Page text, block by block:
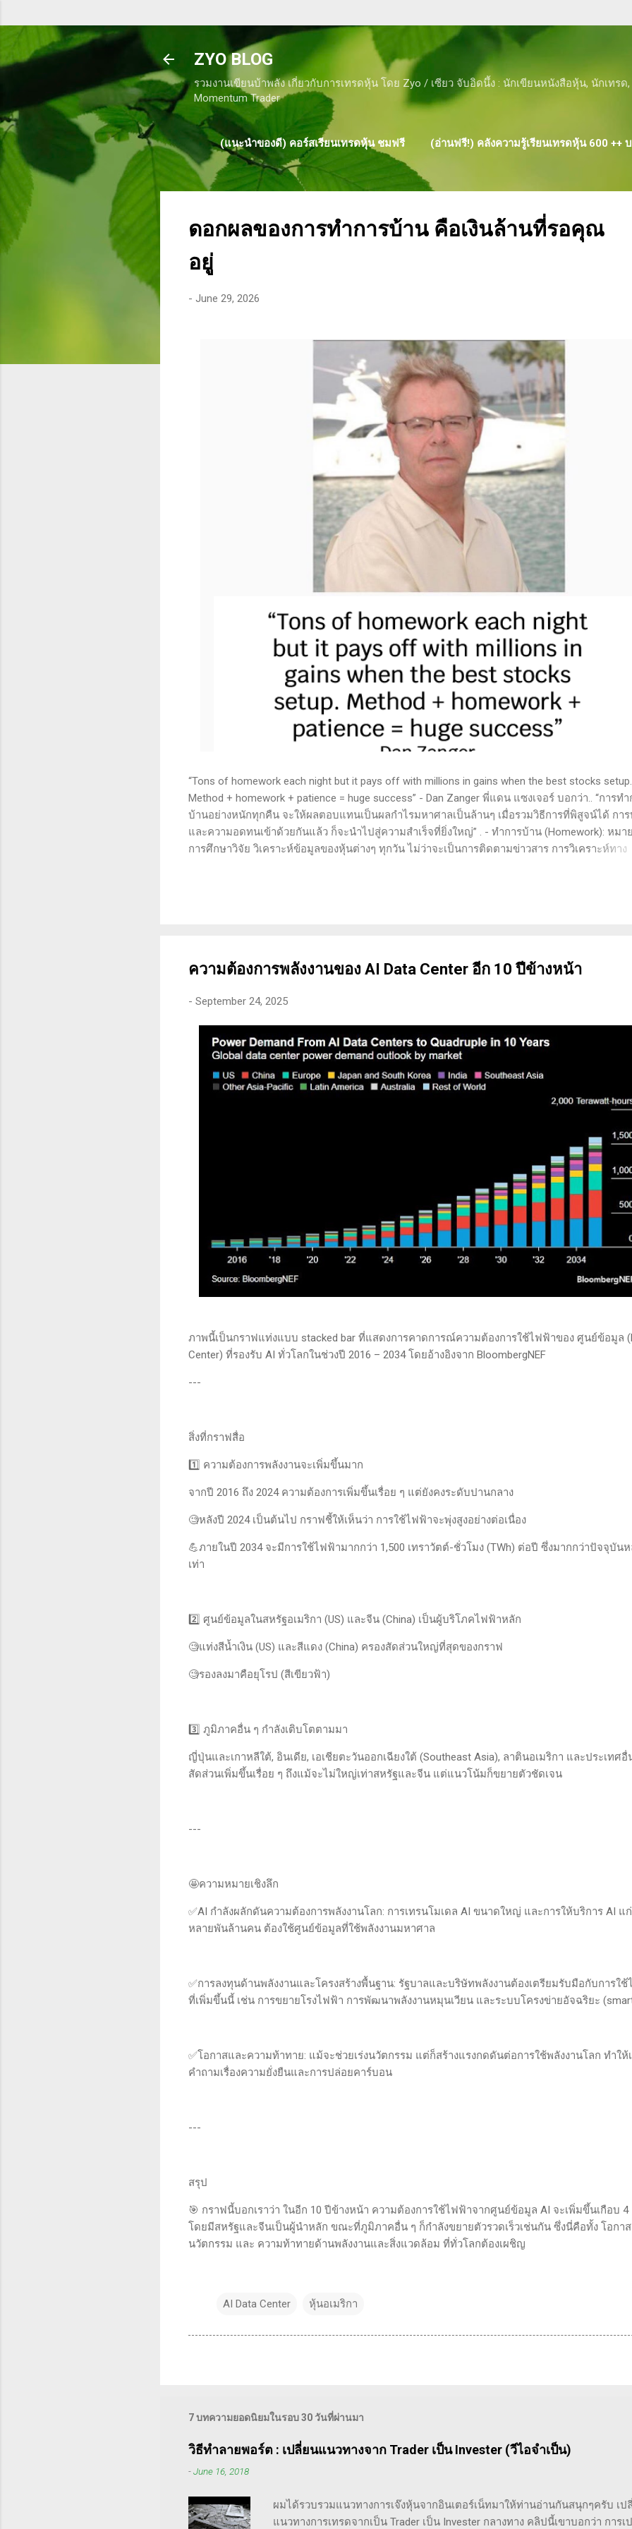
ZYO BLOG
รวมงานเขียนบ้าพลัง เกี่ยวกับการเทรดหุ้น โดย Zyo / เซียว จับอิดนึ้ง : นักเขียนหนังสือหุ้น, นักเทรด,
Momentum Trader
(แนะนำของดี) คอร์สเรียนเทรดหุ้น ชมฟรี (อ่านฟรี!) คลังความรู้เรียนเทรดหุ้น 600 ++
ดอกผลของการทำการบ้าน คือเงินล้านที่รอคุณ
อยู่
- June 29, 2026
“Tons of homework each night but it pays off with millions in gains when the best stocks setup.
Method + homework + patience = huge success” - Dan Zanger พี่แดน แซงเจอร์ บอกว่า.. “การทำ
บ้านอย่างหนักทุกคืน จะให้ผลตอบแทนเป็นผลกำไรมหาศาลเป็นล้านๆ เมื่อรวมวิธีการที่พิสูจน์ได้ กา
และความอดทนเข้าด้วยกันแล้ว ก็จะนำไปสู่ความสำเร็จที่ยิ่งใหญ่” . - ทำการบ้าน (Homework): หมา
การศึกษาวิจัย วิเคราะห์ข้อมูลของหุ้นต่างๆ ทุกวัน ไม่ว่าจะเป็นการติดตามข่าวสาร การวิเคราะห์ทาง
ความต้องการพลังงานของ AI Data Center อีก 10 ปีข้างหน้า
- September 24, 2025
ภาพนี้เป็นกราฟแท่งแบบ stacked bar ที่แสดงการคาดการณ์ความต้องการใช้ไฟฟ้าของ ศูนย์ข้อมูล
Center) ที่รองรับ AI ทั่วโลกในช่วงปี 2016 – 2034 โดยอ้างอิงจาก BloombergNEF
---
สิ่งที่กราฟสื่อ
1️⃣ ความต้องการพลังงานจะเพิ่มขึ้นมาก
จากปี 2016 ถึง 2024 ความต้องการเพิ่มขึ้นเรื่อย ๆ แต่ยังคงระดับปานกลาง
🧐หลังปี 2024 เป็นต้นไป กราฟชี้ให้เห็นว่า การใช้ไฟฟ้าจะพุ่งสูงอย่างต่อเนื่อง
💪ภายในปี 2034 จะมีการใช้ไฟฟ้ามากกว่า 1,500 เทราวัตต์-ชั่วโมง (TWh) ต่อปี ซึ่งมากกว่าปัจจุบัน
เท่า
2️⃣ ศูนย์ข้อมูลในสหรัฐอเมริกา (US) และจีน (China) เป็นผู้บริโภคไฟฟ้าหลัก
🧐แท่งสีน้ำเงิน (US) และสีแดง (China) ครองสัดส่วนใหญ่ที่สุดของกราฟ
🧐รองลงมาคือยุโรป (สีเขียวฟ้า)
3️⃣ ภูมิภาคอื่น ๆ กำลังเติบโตตามมา
ญี่ปุ่นและเกาหลีใต้, อินเดีย, เอเชียตะวันออกเฉียงใต้ (Southeast Asia), ลาตินอเมริกา และประเทศอื่
สัดส่วนเพิ่มขึ้นเรื่อย ๆ ถึงแม้จะไม่ใหญ่เท่าสหรัฐและจีน แต่แนวโน้มก็ขยายตัวชัดเจน
---
🤩ความหมายเชิงลึก
✅AI กำลังผลักดันความต้องการพลังงานโลก: การเทรนโมเดล AI ขนาดใหญ่ และการให้บริการ AI แ
หลายพันล้านคน ต้องใช้ศูนย์ข้อมูลที่ใช้พลังงานมหาศาล
✅การลงทุนด้านพลังงานและโครงสร้างพื้นฐาน: รัฐบาลและบริษัทพลังงานต้องเตรียมรับมือกับการใ
ที่เพิ่มขึ้นนี้ เช่น การขยายโรงไฟฟ้า การพัฒนาพลังงานหมุนเวียน และระบบโครงข่ายอัจฉริยะ
✅โอกาสและความท้าทาย: แม้จะช่วยเร่งนวัตกรรม แต่ก็สร้างแรงกดดันต่อการใช้พลังงานโลก ทำให้
คำถามเรื่องความยั่งยืนและการปล่อยคาร์บอน
---
สรุป
🎯 กราฟนี้บอกเราว่า ในอีก 10 ปีข้างหน้า ความต้องการใช้ไฟฟ้าจากศูนย์ข้อมูล AI จะเพิ่มขึ้นเกือบ 4
โดยมีสหรัฐและจีนเป็นผู้นำหลัก ขณะที่ภูมิภาคอื่น ๆ ก็กำลังขยายตัวรวดเร็วเช่นกัน ซึ่งนี่คือทั้ง โอกา
นวัตกรรม และ ความท้าทายด้านพลังงานและสิ่งแวดล้อม ที่ทั่วโลกต้องเผชิญ
AI Data Center หุ้นอเมริกา
7 บทความยอดนิยมในรอบ 30 วันที่ผ่านมา
วิธีทำลายพอร์ต : เปลี่ยนแนวทางจาก Trader เป็น Invester (วีไอจำเป็น)
-June 16, 2018
ผมได้รวบรวมแนวทางการเจ๊งหุ้นจากอินเตอร์เน็ทมาให้ท่านอ่านกันสนุกๆครับ เป
แนวทางการเทรดจากเป็น Trader เป็น Invester กลางทาง คลิปนี้เขาบอกว่า การเ